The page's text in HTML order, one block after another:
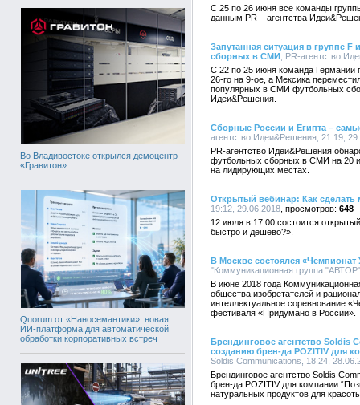
Во Владивостоке открылся демоцентр
«Гравитон»
Quorum от «Наносемантики»: новая
ИИ-платформа для автоматической
обработки корпоративных встреч
С 25 по 26 июня все команды
данным PR – агентства
Запутанная ситуация в группе
сборных в СМИ , PR-агентство
С 22 по 25 июня команда Германии
26-го на 9-ое, а Мексика
популярных в СМИ футбольных
Идеи&Решения.
Сборные России и Египта –
агентство Идеи&Решения, 21:19,
PR-агентство Идеи&Решения
футбольных сборных в СМИ на 20
на лидирующих местах.
Открытый вебинар: Как
19:12, 29.06.2018
648
12 июля в 17:00 состоится
быстро и дешево?».
В Москве состоялся
"Коммуникационная группа
В июне 2018 года
общества изобретателей и
интеллектуальное соревнование
фестиваля «Придумано в России».
Брендинговое агентство Soldis
созданию брен-да POZITIV для
Soldis Communications, 18:24,
Брендинговое агентство Soldis
брен-да POZITIV для компании
натуральных продуктов для